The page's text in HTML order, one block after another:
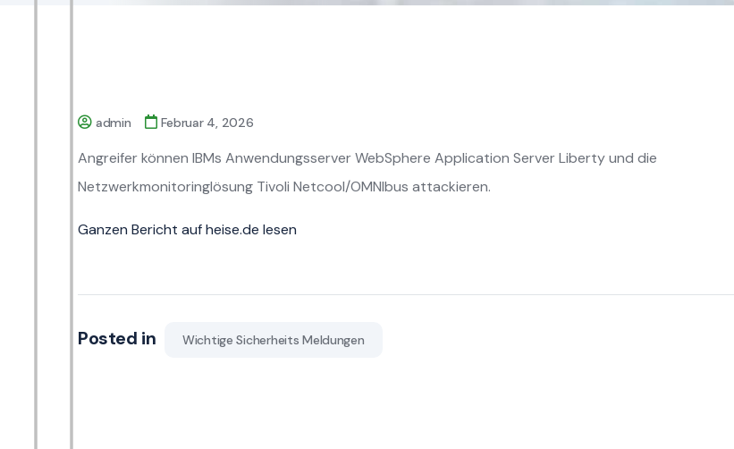
admin Februar 4, 2026
Angreifer können IBMs Anwendungsserver WebSphere Application Server Liberty und die
Netzwerkmonitoringlösung Tivoli Netcool/OMNIbus attackieren.
Ganzen Bericht auf heise.de lesen
Posted in Wichtige Sicherheits Meldungen